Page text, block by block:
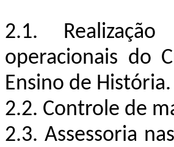
2.1.
operacionais do
Ensino de História.
2.2. Controle de
2.3. Assessoria